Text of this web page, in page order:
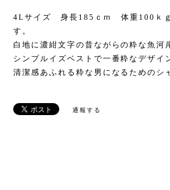
4Lサイズ 身長185ｃｍ 体重100ｋｇ
す。
白地に濃紺文字の昔ながらの粋な魚河
シンプルイズベストで一番粋なデザイ
清潔感あふれる粋な男になるための
通報する